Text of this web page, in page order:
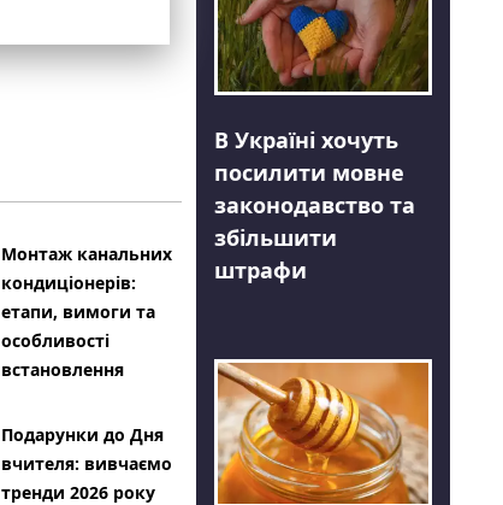
Монтаж канальних
кондиціонерів:
етапи, вимоги та
особливості
встановлення
Подарунки до Дня
вчителя: вивчаємо
тренди 2026 року
В Україні хочуть
посилити мовне
законодавство та
збільшити
штрафи